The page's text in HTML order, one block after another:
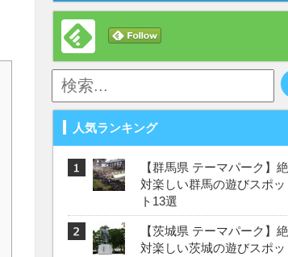
人気ランキング
【群馬県 テーマパーク】絶
対楽しい群馬の遊びスポッ
ト13選
【茨城県 テーマパーク】絶
対楽しい茨城の遊びスポッ